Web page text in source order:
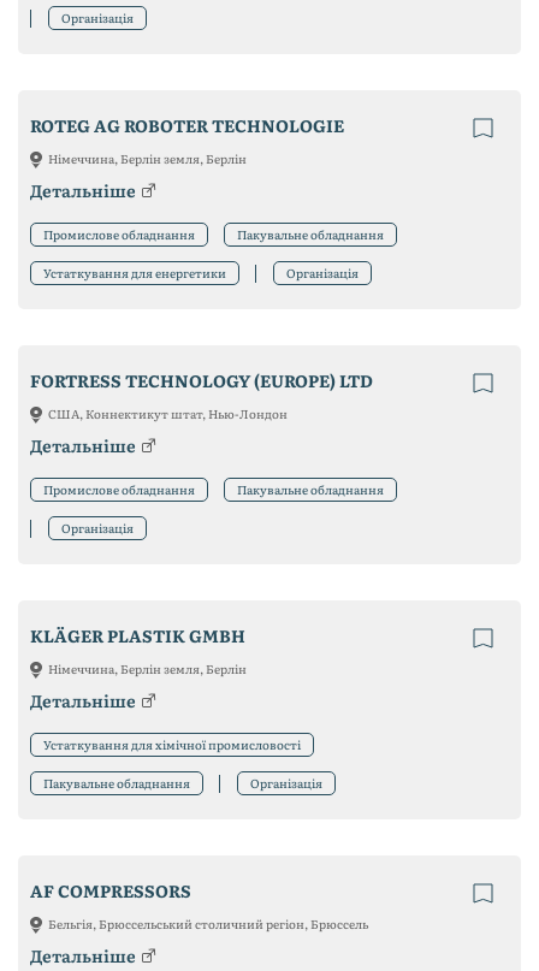
Організація
ROTEG AG ROBOTER TECHNOLOGIE
Німеччина, Берлін земля, Берлін
Детальніше
Промислове обладнання Пакувальне обладнання
Устаткування для енергетики Організація
FORTRESS TECHNOLOGY (EUROPE) LTD
США, Коннектикут штат, Нью-Лондон
Детальніше
Промислове обладнання Пакувальне обладнання
Організація
KLÄGER PLASTIK GMBH
Німеччина, Берлін земля, Берлін
Детальніше
Устаткування для хімічної промисловості
Пакувальне обладнання Організація
AF COMPRESSORS
Бельгія, Брюссельський столичний регіон, Брюссель
Детальніше